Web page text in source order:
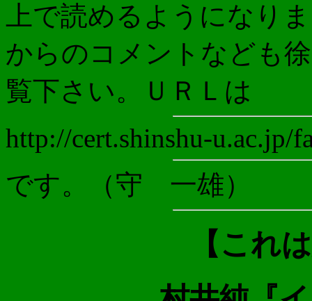
上で読めるようになり
からのコメントなども
覧下さい。ＵＲＬは
http://cert.shinshu-u.ac.jp/
です。（守 一雄）
【これ